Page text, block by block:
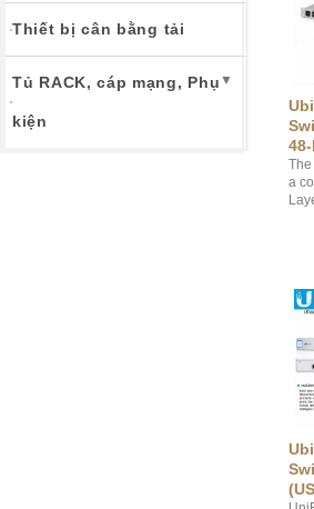
Thiết bị cân bằng tải
Tủ RACK, cáp mạng, Phụ
kiện
▼
a